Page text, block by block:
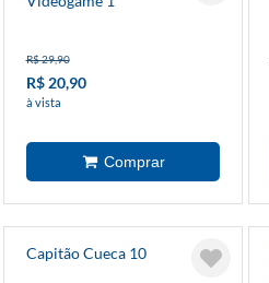
R$ 29,90
R$ 20,90
à vista
Capitão Cueca 10